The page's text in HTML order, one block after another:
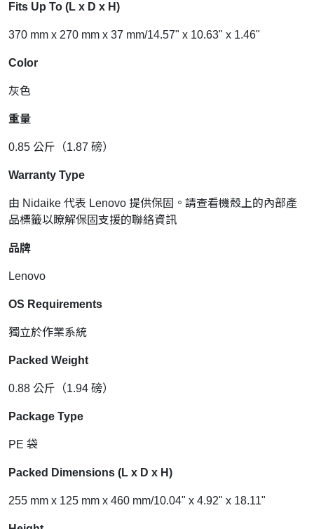
Fits Up To (L x D x H)
370 mm x 270 mm x 37 mm/14.57" x 10.63" x 1.46"
Color
灰色
重量
0.85 公斤（1.87 磅）
Warranty Type
由 Nidaike 代表 Lenovo 提供保固。請查看機殼上的內部產
品標籤以瞭解保固支援的聯絡資訊
品牌
Lenovo
OS Requirements
獨立於作業系統
Packed Weight
0.88 公斤（1.94 磅）
Package Type
PE 袋
Packed Dimensions (L x D x H)
255 mm x 125 mm x 460 mm/10.04" x 4.92" x 18.11"